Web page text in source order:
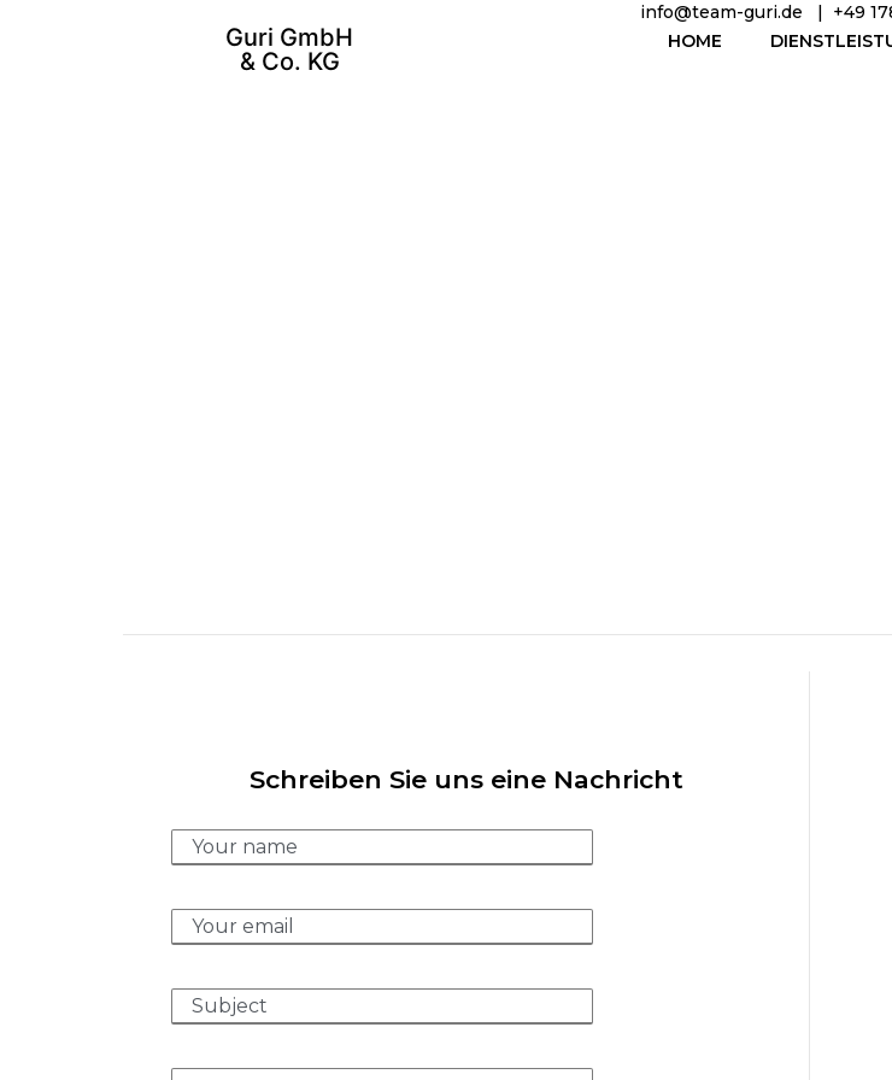
info@team-guri.de | +49
Guri GmbH
& Co. KG
HOME
Schreiben Sie uns eine Nachricht